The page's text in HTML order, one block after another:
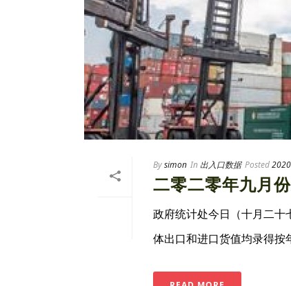
Bysimon In 出入口数据 Posted
二零二零年九月
政府统计处今日（十月二
体出口和进口货值均录得按